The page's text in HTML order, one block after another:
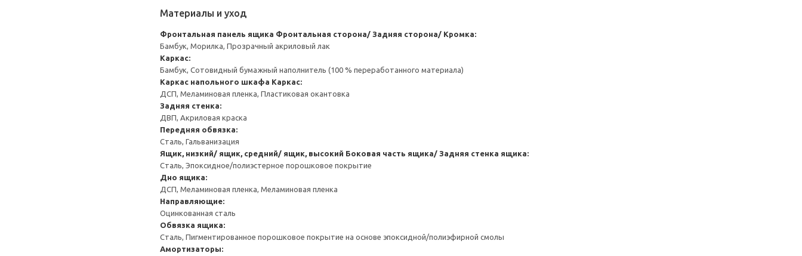
Материалы и уход
Фронтальная панель ящика Фронтальная сторона/ Задняя сторона/ Кромка:
Бамбук, Морилка, Прозрачный акриловый лак
Каркас:
Бамбук, Сотовидный бумажный наполнитель (100 % переработанного материала)
Каркас напольного шкафа Каркас:
ДСП, Меламиновая пленка, Пластиковая окантовка
Задняя стенка:
ДВП, Акриловая краска
Передняя обвязка:
Сталь, Гальванизация
Ящик, низкий/ ящик, средний/ ящик, высокий Боковая часть ящика/ Задняя стенка ящика:
Сталь, Эпоксидное/полиэстерное порошковое покрытие
Дно ящика:
ДСП, Меламиновая пленка, Меламиновая пленка
Направляющие:
Оцинкованная сталь
Обвязка ящика:
Сталь, Пигментированное порошковое покрытие на основе эпоксидной/полиэфирной смолы
Амортизаторы: